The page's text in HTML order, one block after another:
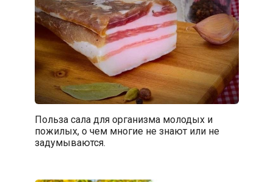
Польза сала для организма молодых и
пожилых, о чем многие не знают или не
задумываются.